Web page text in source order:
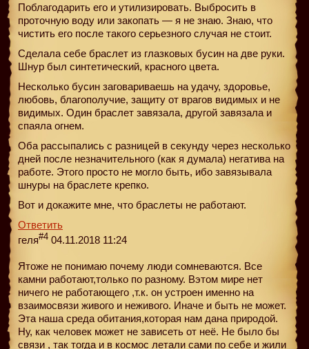
Поблагодарить его и утилизировать. Выбросить в
проточную воду или закопать — я не знаю. Знаю, что
чистить его после такого серьезного случая не стоит.
Сделала себе браслет из глазковых бусин на две руки.
Шнур был синтетический, красного цвета.
Несколько бусин заговариваешь на удачу, здоровье,
любовь, благополучие, защиту от врагов видимых и не
видимых. Один браслет завязала, другой завязала и
спаяла огнем.
Оба рассыпались с разницей в секунду через несколько
дней после незначительного (как я думала) негатива на
работе. Этого просто не могло быть, ибо завязывала
шнуры на браслете крепко.
Вот и докажите мне, что браслеты не работают.
Ответить
геля#4 04.11.2018 11:24
Ятоже не понимаю почему люди сомневаются. Все
камни работают,только по разному. Вэтом мире нет
ничего не работающего ,т.к. он устроен именно на
взаимосвязи живого и неживого. Иначе и быть не может.
Эта наша среда обитания,которая нам дана природой.
Ну, как человек может не зависеть от неё. Не было бы
связи , так тогда и в космос летали сами по себе и жили